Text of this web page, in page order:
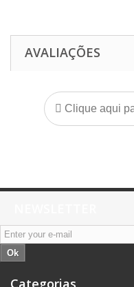
AVALIAÇÕES
Clique aqui
Ok
Categorias